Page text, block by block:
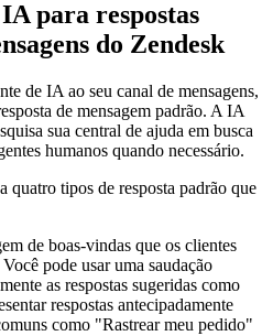
para respostas
do Zendesk
de IA ao seu canal de mensagens,
de mensagem padrão. A IA
sua central de ajuda em busca
humanos quando necessário.
quatro tipos de resposta padrão que
de boas-vindas que os clientes
pode usar uma saudação
as respostas sugeridas como
respostas antecipadamente
como "Rastrear meu pedido"